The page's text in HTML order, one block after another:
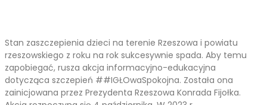
Stan zaszczepienia dzieci na terenie Rzeszowa i powiatu
rzeszowskiego z roku na rok sukcesywnie spada. Aby temu
zapobiegać, rusza akcja informacyjno-edukacyjna
dotycząca szczepień ##IGŁOwaSpokojna. Została ona
zainicjowana przez Prezydenta Rzeszowa Konrada Fijołka.